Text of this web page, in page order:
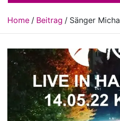
Home Beitrag Sänger